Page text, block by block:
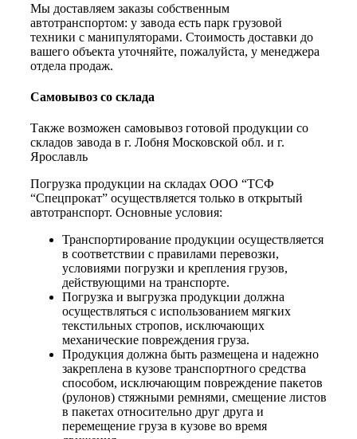
Мы доставляем заказы собственным
автотранспортом: у завода есть парк грузовой
техники с манипуляторами. Стоимость доставки до
вашего объекта уточняйте, пожалуйста, у менеджера
отдела продаж.
Самовывоз со склада
Также возможен самовывоз готовой продукции со
складов завода в г. Лобня Московской обл. и г.
Ярославль
Погрузка продукции на складах ООО “ТСФ
“Спецпрокат” осуществляется только в открытый
автотранспорт. Основные условия:
Транспортирование продукции осуществляется
в соответствии с правилами перевозки,
условиями погрузки и крепления грузов,
действующими на транспорте.
Погрузка и выгрузка продукции должна
осуществляться с использованием мягких
текстильных стропов, исключающих
механические повреждения груза.
Продукция должна быть размещена и надежно
закреплена в кузове транспортного средства
способом, исключающим повреждение пакетов
(рулонов) стяжными ремнями, смещение листов
в пакетах относительно друг друга и
перемещение груза в кузове во время